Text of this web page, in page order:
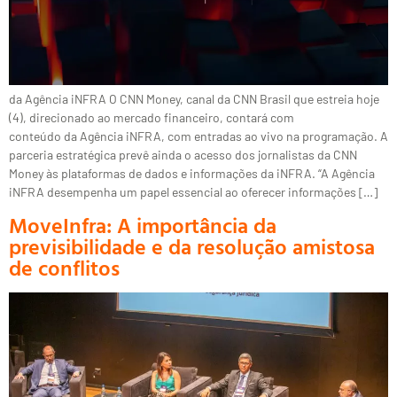
da Agência iNFRA O CNN Money, canal da CNN Brasil que estreia hoje
(4), direcionado ao mercado financeiro, contará com
conteúdo da Agência iNFRA, com entradas ao vivo na programação. A
parceria estratégica prevê ainda o acesso dos jornalistas da CNN
Money às plataformas de dados e informações da iNFRA. “A Agência
iNFRA desempenha um papel essencial ao oferecer informações […]
MoveInfra: A importância da
previsibilidade e da resolução amistosa
de conflitos